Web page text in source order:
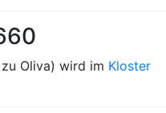
Oliva) wird im Kloster